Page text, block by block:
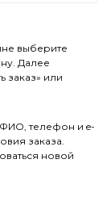
выберите
Далее
заказ» или
телефон и e-
заказа.
новой